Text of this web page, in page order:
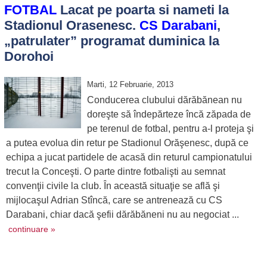
FOTBALLacat pe poarta si nameti la
Stadionul Orasenesc. CS Darabani,
„patrulater” programat duminica la
Dorohoi
Marti, 12 Februarie, 2013
Conducerea clubului dărăbănean nu
doreşte să îndepărteze încă zăpada de
pe terenul de fotbal, pentru a-l proteja şi
a putea evolua din retur pe Stadionul Orăşenesc, după ce
echipa a jucat partidele de acasă din returul campionatului
trecut la Conceşti. O parte dintre fotbalişti au semnat
convenţii civile la club. În această situaţie se află şi
mijlocaşul Adrian Stîncă, care se antrenează cu CS
Darabani, chiar dacă şefii dărăbăneni nu au negociat ...
continuare »